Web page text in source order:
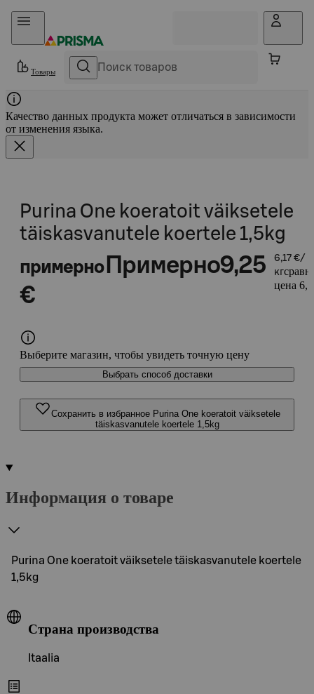
Прыгать в контент
Товары
Качество данных продукта может отличаться в зависимости
от изменения языка.
Purina One koeratoit väiksetele
täiskasvanutele koertele 1,5kg
примерно Примерно9,25
€
6,17 €/
кг
цена
Выберите магазин, чтобы увидеть точную цену
Выбрать способ доставки
Сохранить в избранное Purina One koeratoit väiksetele
täiskasvanutele koertele 1,5kg
Информация о товаре
Purina One koeratoit väiksetele täiskasvanutele koertele
1,5kg
Страна производства
Itaalia